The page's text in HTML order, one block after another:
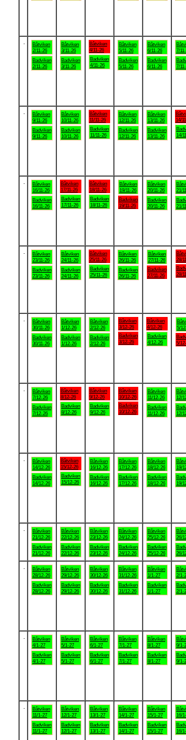
Båtviken
2/11-26
Badviken
2/11-26
Båtviken
3/11-26
Badviken
3/11-26
Båtviken
4/11-26
Badviken
4/11-26
Båtviken
5/11-26
Badviken
5/11-26
Båtviken
6/11-26
Badviken
6/11-26
7/
7/
Båtviken
9/11-26
Badviken
9/11-26
Båtviken
10/11-26
Badviken
10/11-26
Båtviken
11/11-26
Badviken
11/11-26
Båtviken
12/11-26
Badviken
12/11-26
Båtviken
13/11-26
Badviken
13/11-26
14/
14/
Båtviken
16/11-26
Badviken
16/11-26
Båtviken
17/11-26
Badviken
17/11-26
Båtviken
18/11-26
Badviken
18/11-26
Båtviken
19/11-26
Badviken
19/11-26
Båtviken
20/11-26
Badviken
20/11-26
21/
21/
Båtviken
23/11-26
Badviken
23/11-26
Båtviken
24/11-26
Badviken
24/11-26
Båtviken
25/11-26
Badviken
25/11-26
Båtviken
26/11-26
Badviken
26/11-26
Båtviken
27/11-26
Badviken
27/11-26
28/
28/
Båtviken
30/11-26
Badviken
30/11-26
Båtviken
1/12-26
Badviken
1/12-26
Båtviken
2/12-26
Badviken
2/12-26
Båtviken
3/12-26
Badviken
3/12-26
Båtviken
4/12-26
Badviken
4/12-26
5/
5/
Båtviken
7/12-26
Badviken
7/12-26
Båtviken
8/12-26
Badviken
8/12-26
Båtviken
9/12-26
Badviken
9/12-26
Båtviken
10/12-26
Badviken
10/12-26
Båtviken
11/12-26
Badviken
11/12-26
12/
12/
Båtviken
14/12-26
Badviken
14/12-26
Båtviken
15/12-26
Badviken
15/12-26
Båtviken
16/12-26
Badviken
16/12-26
Båtviken
17/12-26
Badviken
17/12-26
Båtviken
18/12-26
Badviken
18/12-26
19/
19/
Båtviken
21/12-26
Badviken
21/12-26
Båtviken
22/12-26
Badviken
22/12-26
Båtviken
23/12-26
Badviken
23/12-26
Båtviken
24/12-26
Badviken
24/12-26
Båtviken
25/12-26
Badviken
25/12-26
26/
26/
Båtviken
28/12-26
Badviken
28/12-26
Båtviken
29/12-26
Badviken
29/12-26
Båtviken
30/12-26
Badviken
30/12-26
Båtviken
31/12-26
Badviken
31/12-26
Båtviken
1/1-27
Badviken
1/1-27
2/1-
2/1-
Båtviken
4/1-27
Badviken
4/1-27
Båtviken
5/1-27
Badviken
5/1-27
Båtviken
6/1-27
Badviken
6/1-27
Båtviken
7/1-27
Badviken
7/1-27
Båtviken
8/1-27
Badviken
8/1-27
9/1-
9/1-
Båtviken
11/1-27
Badviken
11/1-27
Båtviken
12/1-27
Badviken
12/1-27
Båtviken
13/1-27
Badviken
13/1-27
Båtviken
14/1-27
Badviken
14/1-27
Båtviken
15/1-27
Badviken
15/1-27
16/
16/